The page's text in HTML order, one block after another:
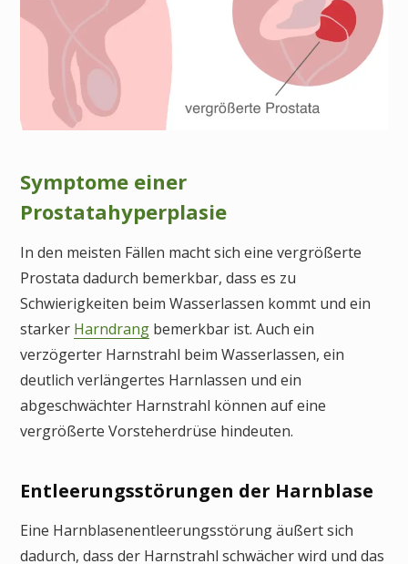
Symptome einer
Prostatahyperplasie
In den meisten Fällen macht sich eine vergrößerte
Prostata dadurch bemerkbar, dass es zu
Schwierigkeiten beim Wasserlassen kommt und ein
starker Harndrang bemerkbar ist. Auch ein
verzögerter Harnstrahl beim Wasserlassen, ein
deutlich verlängertes Harnlassen und ein
abgeschwächter Harnstrahl können auf eine
vergrößerte Vorsteherdrüse hindeuten.
Entleerungsstörungen der Harnblase
Eine Harnblasenentleerungsstörung äußert sich
dadurch, dass der Harnstrahl schwächer wird und das